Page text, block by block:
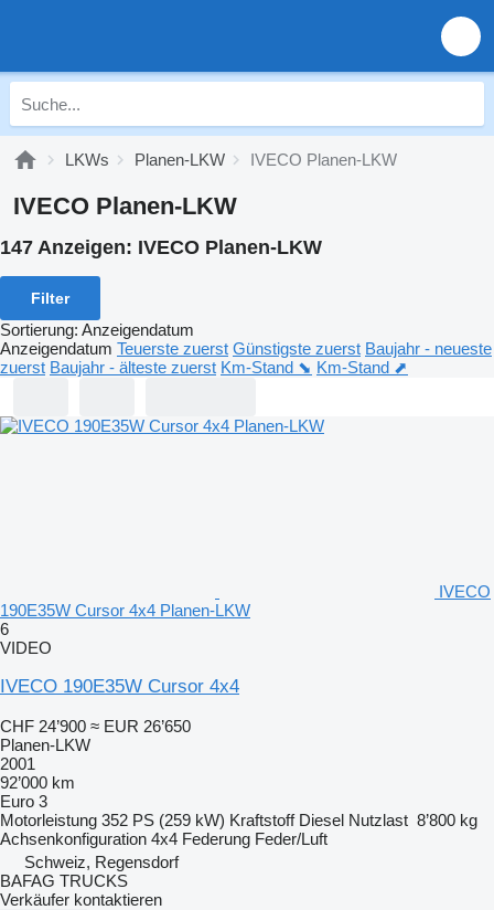
LKWs Planen-LKW IVECO Planen-LKW
IVECO Planen-LKW
147 Anzeigen: IVECO Planen-LKW
Filter
Sortierung: Anzeigendatum
Anzeigendatum Teuerste zuerst Günstigste zuerst Baujahr - neueste
zuerst Baujahr - älteste zuerst Km-Stand ⬊ Km-Stand ⬈
IVECO
190E35W Cursor 4x4 Planen-LKW
6
VIDEO
IVECO 190E35W Cursor 4x4
CHF 24’900 ≈ EUR 26’650
Planen-LKW
2001
92’000 km
Euro 3
Motorleistung 352 PS (259 kW) Kraftstoff Diesel Nutzlast 8’800 kg
Achsenkonfiguration 4x4 Federung Feder/Luft
Schweiz, Regensdorf
BAFAG TRUCKS
Verkäufer kontaktieren